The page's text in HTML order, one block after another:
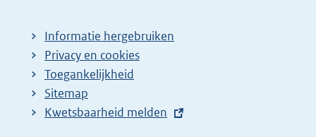
Informatie hergebruiken
Privacy en cookies
Toegankelijkheid
Sitemap
E
Kwetsbaarheid melden